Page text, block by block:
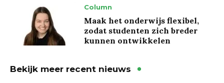
Column
Maak het onderwijs flexibel,
zodat studenten zich breder
kunnen ontwikkelen
Bekijk meer recent nieuws